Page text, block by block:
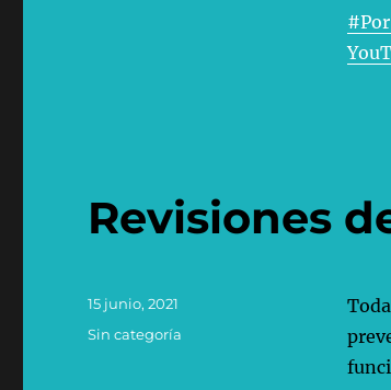
Revisiones
Publicado
el
15 junio, 2021
Categorías
Sin categoría